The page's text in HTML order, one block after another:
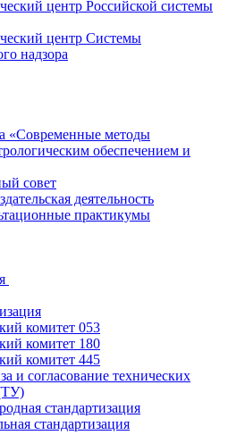
центр Российской системы
центр Системы
надзора
«Современные методы
обеспечением и
совет
деятельность
практикумы
комитет 053
комитет 180
комитет 445
и согласование технических
стандартизация
стандартизация